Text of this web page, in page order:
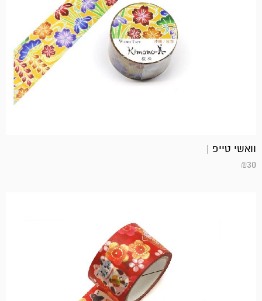
וואשי טייפ |
₪30